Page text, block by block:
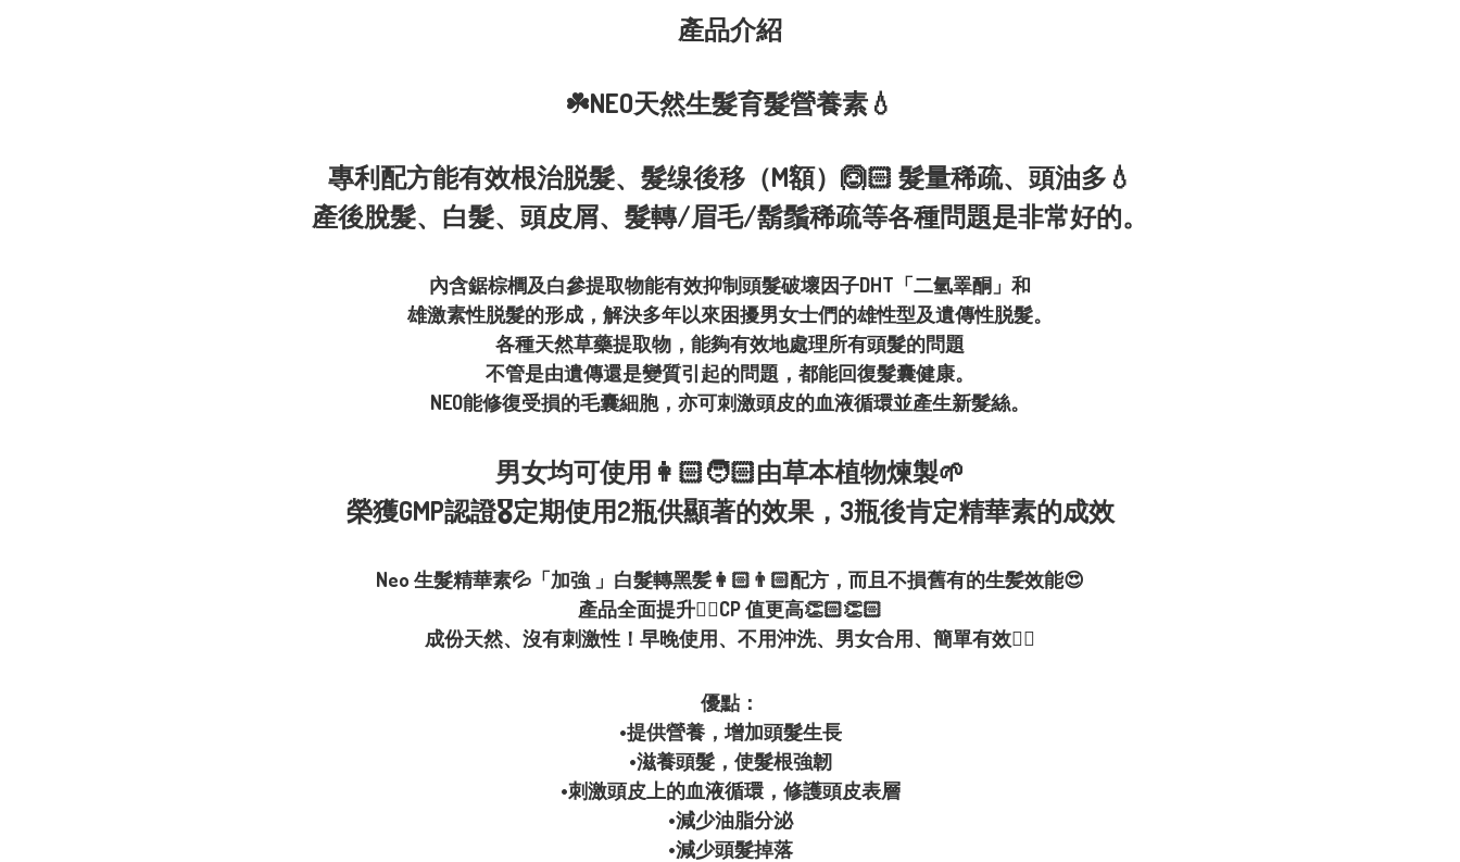
產品介紹
☘️NEO天然生髮育髮營養素💧
專利配方能有效根治脱髮、髮缐後移（M額）🙆🏻 髮量稀疏、頭油多💧
產後脫髮、白髮、頭皮屑、髮轉/眉毛/鬍鬚稀疏等各種問題是非常好的。
內含鋸棕櫚及白參提取物能有效抑制頭髮破壞因子DHT「二氫睪酮」和
雄激素性脱髮的形成，解決多年以來困擾男女士們的雄性型及遺傳性脱髮。
各種天然草藥提取物，能夠有效地處理所有頭髮的問題
不管是由遺傳還是變質引起的問題，都能回復髮囊健康。
NEO能修復受損的毛囊細胞，亦可刺激頭皮的血液循環並產生新髮絲。
男女均可使用👩🏻🧑🏻由草本植物煉製🌱
榮獲GMP認證🎖定期使用2瓶供顯著的效果，3瓶後肯定精華素的成效
Neo 生髮精華素💦「加強 」白髮轉黑髪👩🏻👨🏻配方，而且不損舊有的生髪效能😍
產品全面提升👍🏼CP 值更高👏🏻👏🏻
成份天然、沒有刺激性！早晚使用、不用沖洗、男女合用、簡單有效👍🏼
優點：
•提供營養，增加頭髮生長
•滋養頭髮，使髮根強韌
•刺激頭皮上的血液循環，修護頭皮表層
•減少油脂分泌
•減少頭髮掉落